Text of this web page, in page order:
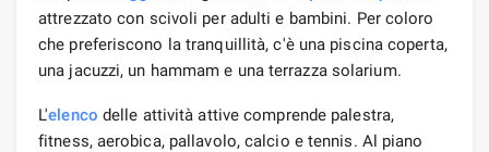
attrezzato con scivoli per adulti e bambini. Per coloro
che preferiscono la tranquillità, c'è una piscina coperta,
una jacuzzi, un hammam e una terrazza solarium.
L'elenco delle attività attive comprende palestra,
fitness, aerobica, pallavolo, calcio e tennis. Al piano